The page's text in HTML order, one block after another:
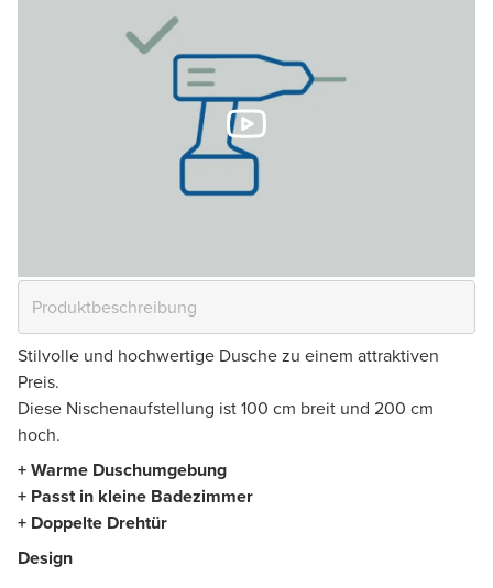
Stilvolle und hochwertige Dusche zu einem attraktiven
Preis.
Diese Nischenaufstellung ist 100 cm breit und 200 cm
hoch.
+ Warme Duschumgebung
+ Passt in kleine Badezimmer
+ Doppelte Drehtür
Design